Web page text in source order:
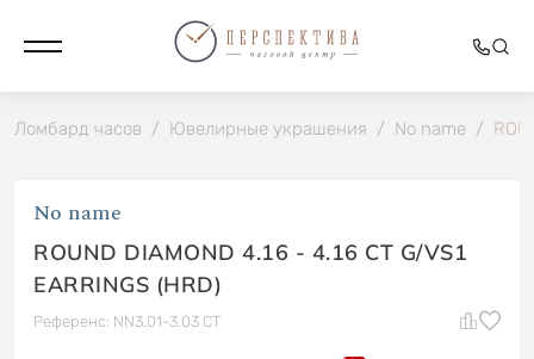
Ломбард часов / Ювелирные украшения / No name /
No name
ROUND DIAMOND 4.16 - 4.16 CT G/VS1
EARRINGS (HRD)
Референс: NN3.01-3.03 CT